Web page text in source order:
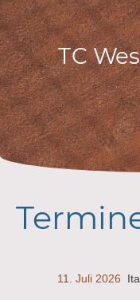
TC
11. Juli 2026